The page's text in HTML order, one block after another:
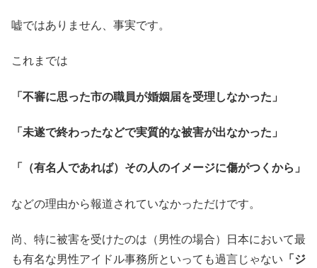
嘘ではありません、事実です。
これまでは
「不審に思った市の職員が婚姻届を受理しなかった」
「未遂で終わったなどで実質的な被害が出なかった」
「（有名人であれば）その人のイメージに傷がつくから」
などの理由から報道されていなかっただけです。
尚、特に被害を受けたのは（男性の場合）日本において最
も有名な男性アイドル事務所といっても過言じゃない 「ジ